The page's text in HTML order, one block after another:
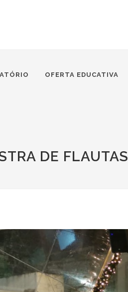
OFERTA EDUCATIVA
DE FLAUTAS